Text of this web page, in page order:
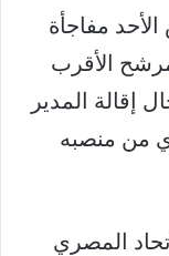
مفاجأة
الأقرب
إقالة المدير
من منصبه
المصري